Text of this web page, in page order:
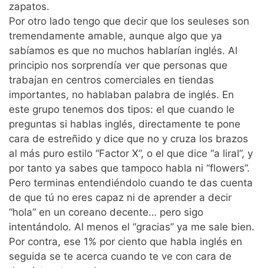
zapatos.
Por otro lado tengo que decir que los seuleses son
tremendamente amable, aunque algo que ya
sabíamos es que no muchos hablarían inglés. Al
principio nos sorprendía ver que personas que
trabajan en centros comerciales en tiendas
importantes, no hablaban palabra de inglés. En
este grupo tenemos dos tipos: el que cuando le
preguntas si hablas inglés, directamente te pone
cara de estreñido y dice que no y cruza los brazos
al más puro estilo “Factor X”, o el que dice “a liral”, y
por tanto ya sabes que tampoco habla ni “flowers”.
Pero terminas entendiéndolo cuando te das cuenta
de que tú no eres capaz ni de aprender a decir
“hola” en un coreano decente… pero sigo
intentándolo. Al menos el “gracias” ya me sale bien.
Por contra, ese 1% por ciento que habla inglés en
seguida se te acerca cuando te ve con cara de